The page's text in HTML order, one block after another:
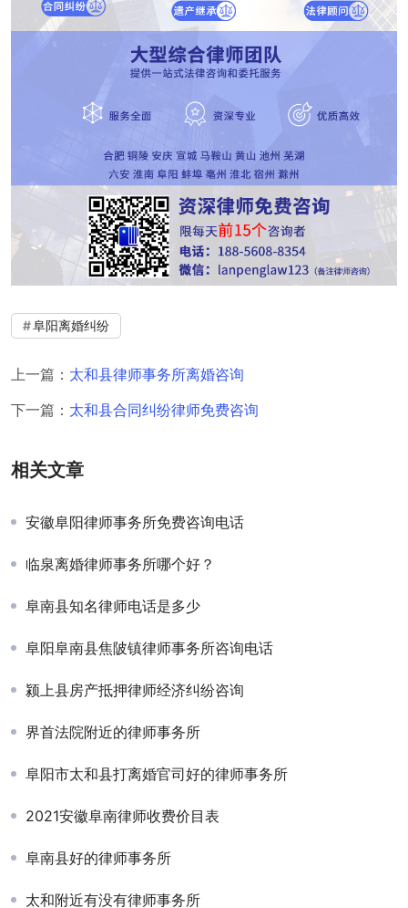
阜阳离婚纠纷
上一篇： 太和县律师事务所离婚咨询
下一篇： 太和县合同纠纷律师免费咨询
相关文章
安徽阜阳律师事务所免费咨询电话
临泉离婚律师事务所哪个好？
阜南县知名律师电话是多少
阜阳阜南县焦陂镇律师事务所咨询电话
颍上县房产抵押律师经济纠纷咨询
界首法院附近的律师事务所
阜阳市太和县打离婚官司好的律师事务所
2021安徽阜南律师收费价目表
阜南县好的律师事务所
太和附近有没有律师事务所